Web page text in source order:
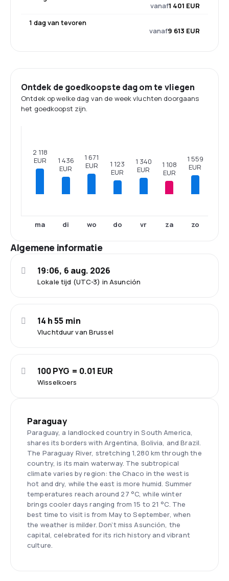
vanaf1 401 EUR
1 dag van tevoren
vanaf9 613 EUR
Ontdek de goedkoopste dag om te vliegen
Ontdek op welke dag van de week vluchten doorgaans
het goedkoopst zijn.
2 118
EUR
ma
1 436
EUR
di
1 671
EUR
wo
1 123
EUR
do
1 340
EUR
vr
1 108
EUR
za
1 559
EUR
zo
Algemene informatie
Lokale tijd (UTC-3) in Asunción
19:06, 6 aug. 2026
Vluchtduur van Brussel
14 h 55 min
Wisselkoers
100 PYG = 0.01 EUR
Paraguay
Paraguay, a landlocked country in South America,
shares its borders with Argentina, Bolivia, and Brazil.
The Paraguay River, stretching 1,280 km through the
country, is its main waterway. The subtropical
climate varies by region: the Chaco in the west is
hot and dry, while the east is more humid. Summer
temperatures reach around 27 °C, while winter
brings cooler days ranging from 15 to 21 °C. The
best time to visit is from May to September, when
the weather is milder. Don’t miss Asunción, the
capital, celebrated for its rich history and vibrant
culture.